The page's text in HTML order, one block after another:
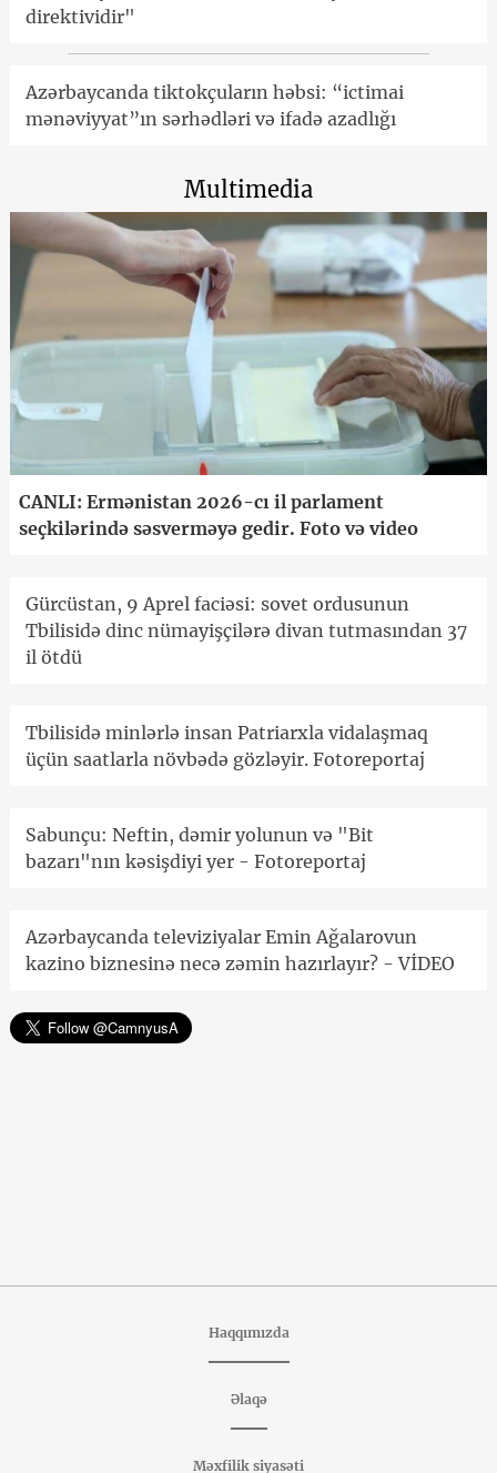
direktividir"
Azərbaycanda tiktokçuların həbsi: “ictimai
mənəviyyat”ın sərhədləri və ifadə azadlığı
Multimedia
CANLI: Ermənistan 2026-cı il parlament
seçkilərində səsverməyə gedir. Foto və video
Gürcüstan, 9 Aprel faciəsi: sovet ordusunun
Tbilisidə dinc nümayişçilərə divan tutmasından 37
il ötdü
Tbilisidə minlərlə insan Patriarxla vidalaşmaq
üçün saatlarla növbədə gözləyir. Fotoreportaj
Sabunçu: Neftin, dəmir yolunun və "Bit
bazarı"nın kəsişdiyi yer - Fotoreportaj
Azərbaycanda televiziyalar Emin Ağalarovun
kazino biznesinə necə zəmin hazırlayır? - VİDEO
Haqqımızda
Əlaqə
Məxfilik siyasəti